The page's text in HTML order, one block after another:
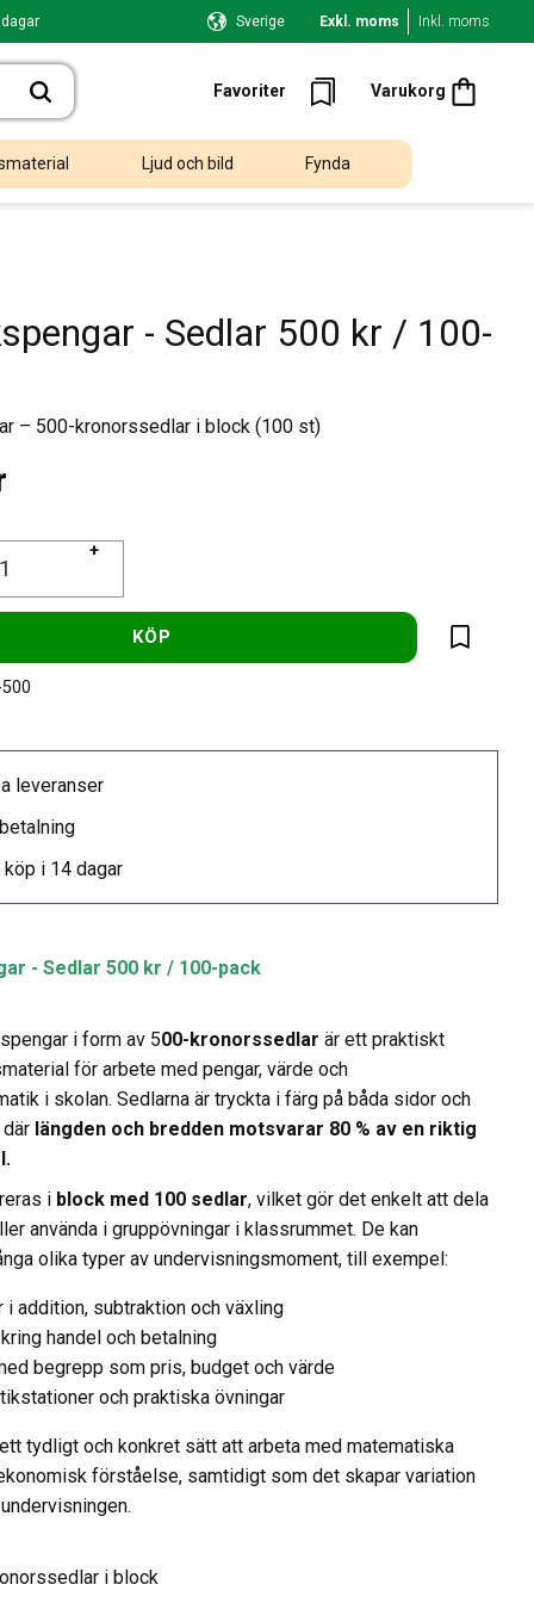
Sverige Exkl. moms Inkl. moms
Favoriter Varukorg
Favoriter
Ljud och bild Fynda
- Sedlar 500 kr / 100-
– 500-kronorssedlar i block (100 st)
+
KÖP
Lägg till
- Sedlar 500 kr / 100-pack
i form av 500-kronorssedlar är ett praktiskt
för arbete med pengar, värde och
i skolan. Sedlarna är tryckta i färg på båda sidor och
längden och bredden motsvarar 80 % av en riktig
i block med 100 sedlar, vilket gör det enkelt att dela
använda i gruppövningar i klassrummet. De kan
olika typer av undervisningsmoment, till exempel:
i addition, subtraktion och växling
handel och betalning
begrepp som pris, budget och värde
och praktiska övningar
tydligt och konkret sätt att arbeta med matematiska
förståelse, samtidigt som det skapar variation
i block
leveranser
köp i 14 dagar